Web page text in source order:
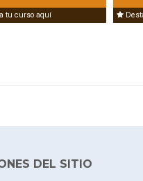
tu curso aquí
DEL SITIO